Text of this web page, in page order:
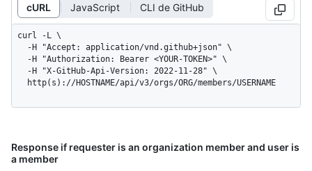
cURL JavaScript CLI de GitHub
curl -L \
  http(s)://HOSTNAME/api/v3/orgs/ORG/members/USERNAME
Response if requester is an organization member and user is
a member